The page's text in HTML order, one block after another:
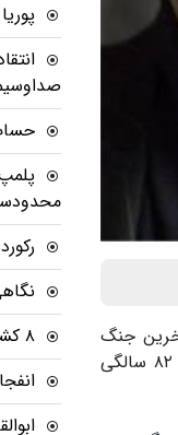
جنگ
صلیبی» نقش یک افسر نازی و در «هری پاتر و یادگاران مرگ - قسمت اول» نقش جرارد گریندلوالد را بازی کرد، در ۸۲ سالگی
۸ کشته در تصادف واژگونی خودرو